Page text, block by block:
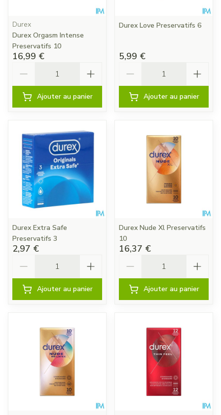
Durex
Durex Orgasm Intense
Preservatifs 10
16,99 €
Ajouter au panier
Durex Love Preservatifs 6
5,99 €
Ajouter au panier
Durex Extra Safe
Preservatifs 3
2,97 €
Ajouter au panier
Durex Nude Xl Preservatifs
10
16,37 €
Ajouter au panier